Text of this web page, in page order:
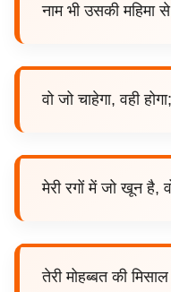
नाम भी उसकी महिमा
वो जो चाहेगा, वही
मेरी रगों में जो खून है,
तेरी मोहब्बत की